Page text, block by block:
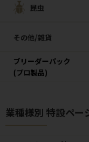
昆虫
その他/雑貨
ブリーダーパック
(プロ製品)
業種様別 特設ペー